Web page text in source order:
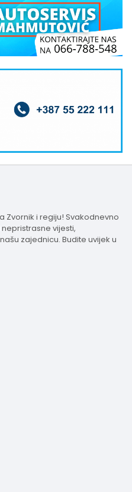
Zvornik i regiju! Svakodnevno
vijesti,
zajednicu. Budite uvijek u